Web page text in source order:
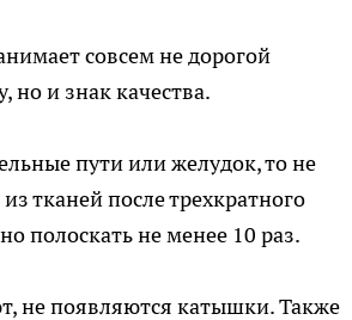
совсем не дорогой
но и знак качества.
пути или желудок, то не
тканей после трехкратного
полоскать не менее 10 раз.
не появляются катышки. Также